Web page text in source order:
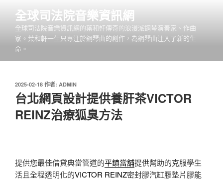
全球司法院音樂資訊網
全球司法院音樂資訊網的葉和軒傳奇的浪漫派鋼琴演奏家、作曲
家。葉和軒一生只專注於鋼琴曲的創作，為鋼琴曲注入了新的生
命。
發
佈
於
2025-02-18 作者: ADMIN
台北網頁設計提供養肝茶VICTOR
REINZ治療狐臭方法
提供您最佳借貸典當管道的平鎮當舖提供幫助的克服學生
活且全程透明化的VICTOR REINZ密封膠汽缸膠墊片膠能